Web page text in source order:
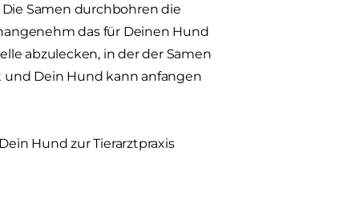
Samen durchbohren die
das für Deinen Hund
abzulecken, in der der Samen
Dein Hund kann anfangen
Hund zur Tierarztpraxis